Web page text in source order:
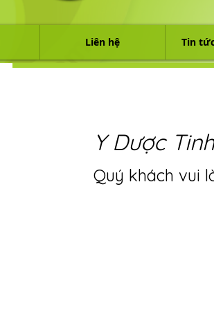
Liên hệ Tin
Y Dược
Quý khách vui